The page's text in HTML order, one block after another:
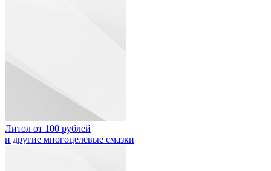
Литол от 100 рублей
и другие многоцелевые смазки